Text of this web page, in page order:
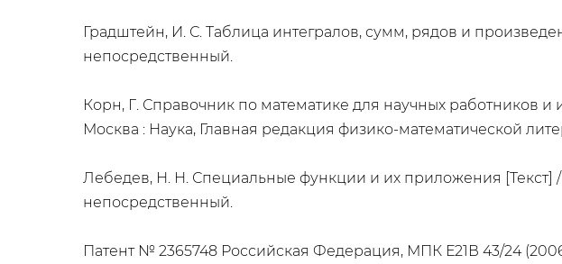
Градштейн, И. С. Таблица интегралов, сумм, рядов и
непосредственный.
Корн, Г. Справочник по математике для научных работников
Москва : Наука, Главная редакция физико-математической
Лебедев, Н. Н. Специальные функции и их приложения [Текст] /
непосредственный.
Патент № 2365748 Российская Федерация, МПК Е21В 43/24